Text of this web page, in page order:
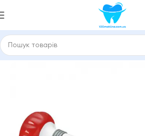
Головна Масажери електричні